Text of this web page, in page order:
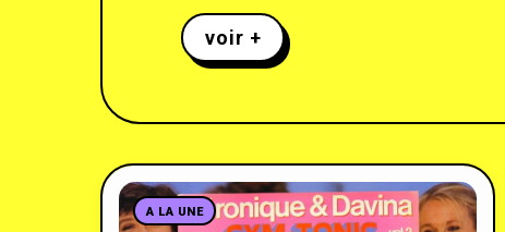
voir +
A LA UNE